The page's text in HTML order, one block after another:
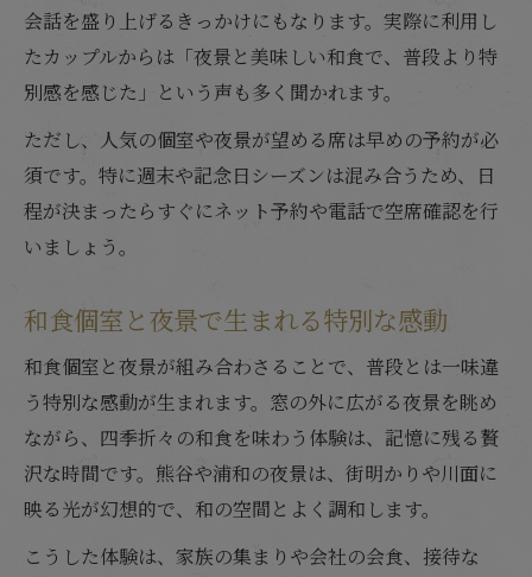
会話を盛り上げるきっかけにもなります。実際に利用し
たカップルからは「夜景と美味しい和食で、普段より特
別感を感じた」という声も多く聞かれます。
ただし、人気の個室や夜景が望める席は早めの予約が必
須です。特に週末や記念日シーズンは混み合うため、日
程が決まったらすぐにネット予約や電話で空席確認を行
いましょう。
和食個室と夜景で生まれる特別な感動
和食個室と夜景が組み合わさることで、普段とは一味違
う特別な感動が生まれます。窓の外に広がる夜景を眺め
ながら、四季折々の和食を味わう体験は、記憶に残る贅
沢な時間です。熊谷や浦和の夜景は、街明かりや川面に
映る光が幻想的で、和の空間とよく調和します。
こうした体験は、家族の集まりや会社の会食、接待な